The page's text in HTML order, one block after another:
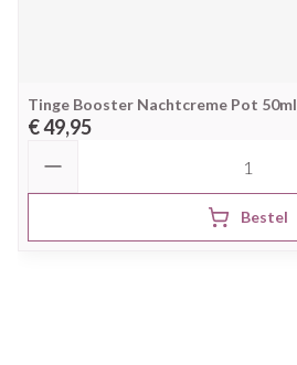
Tinge Booster Nachtcreme Pot 50ml
€ 49,95
Bestel